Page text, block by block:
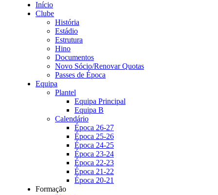
Início
Clube
História
Estádio
Estrutura
Hino
Documentos
Novo Sócio/Renovar Quotas
Passes de Época
Equipa
Plantel
Equipa Principal
Equipa B
Calendário
Época 26-27
Época 25-26
Época 24-25
Época 23-24
Época 22-23
Época 21-22
Época 20-21
Formação